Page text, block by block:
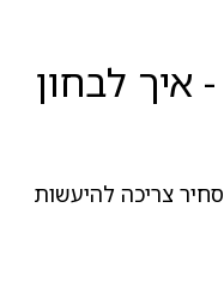
איך לבחון
צריכה להיעשות